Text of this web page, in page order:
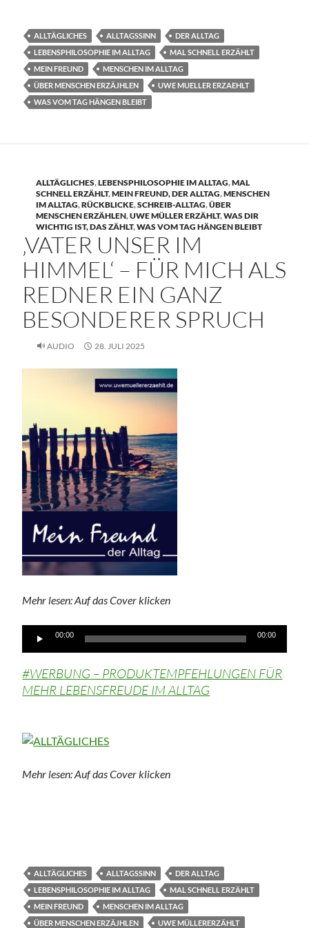
ALLTÄGLICHES ALLTAGSSINN
DER ALLTAG
LEBENSPHILOSOPHIE IM ALLTAG
MAL SCHNELL ERZÄHLT
MEIN FREUND
MENSCHEN IM ALLTAG
ÜBER MENSCHEN ERZÄJHLEN
UWE MUELLER ERZAEHLT
WAS VOM TAG HÄNGEN BLEIBT
ALLTÄGLICHES,LEBENSPHILOSOPHIE IM ALLTAG,MAL
SCHNELL ERZÄHLT,MEIN FREUND, DER ALLTAG,MENSCHEN
IM ALLTAG,RÜCKBLICKE,SCHREIB-ALLTAG,ÜBER
MENSCHEN ERZÄHLEN,UWE MÜLLER ERZÄHLT,WAS DIR
WICHTIG IST, DAS ZÄHLT,WAS VOM TAG HÄNGEN BLEIBT
‚VATER UNSER IM
HIMMEL‘ – FÜR MICH ALS
REDNER EIN GANZ
BESONDERER SPRUCH
AUDIO 28. JULI 2025
Mehr lesen: Auf das Cover klicken
00:00 00:00
#WERBUNG – PRODUKTEMPFEHLUNGEN FÜR
MEHR LEBENSFREUDE IM ALLTAG
Mehr lesen: Auf das Cover klicken
ALLTÄGLICHES ALLTAGSSINN
DER ALLTAG
LEBENSPHILOSOPHIE IM ALLTAG
MAL SCHNELL ERZÄHLT
MEIN FREUND
MENSCHEN IM ALLTAG
ÜBER MENSCHEN ERZÄJHLEN
UWE MÜLLERERZÄHLT